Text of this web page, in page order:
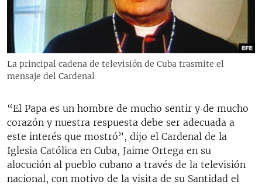
RADIO MARTÍ
ESPECIALES
ESPECIALES
LA REALIDAD DE LA VIVIENDA EN CUBA
KENTU-CUBANO
LOS SANTOS DE HIALEAH
DESINFORMACIÓN RUSA EN AMÉRICA LATINA
LA INVASIÓN DE RUSIA A UCRANIA
MULTIMEDIA
EDITORIALES
SÍGUENOS
La principal cadena de televisión de Cuba trasmite el
mensaje del Cardenal
“El Papa es un hombre de mucho sentir y de mucho
corazón y nuestra respuesta debe ser adecuada a
este interés que mostró”, dijo el Cardenal de la
Iglesia Católica en Cuba, Jaime Ortega en su
alocución al pueblo cubano a través de la televisión
nacional, con motivo de la visita de su Santidad el